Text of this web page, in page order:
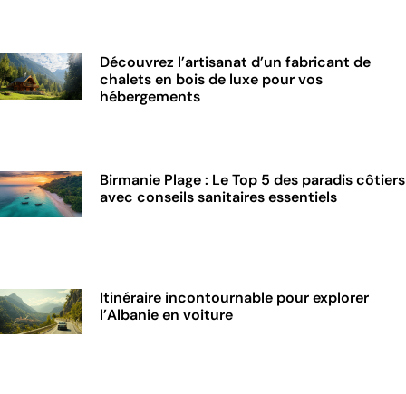
Découvrez l’artisanat d’un fabricant de
chalets en bois de luxe pour vos
hébergements
Birmanie Plage : Le Top 5 des paradis côtiers
avec conseils sanitaires essentiels
Itinéraire incontournable pour explorer
l’Albanie en voiture